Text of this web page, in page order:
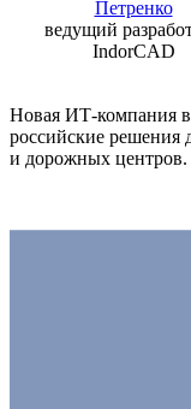
Петренко
ведущий
IndorCAD
Новая ИТ-компания
российские решения
и дорожных центров.